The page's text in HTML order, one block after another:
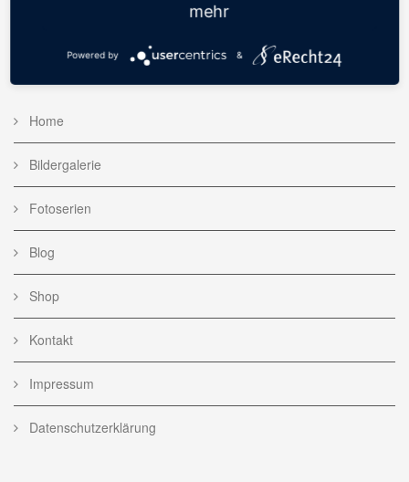
Home
Bildergalerie
Fotoserien
Blog
Shop
Kontakt
Impressum
Datenschutzerklärung
mehr
Powered by &